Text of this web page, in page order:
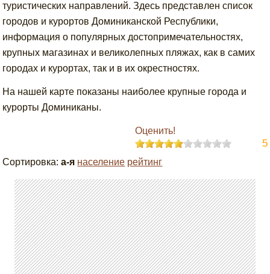
туристических направлений. Здесь представлен список
городов и курортов Доминиканской Республики,
информация о популярных достопримечательностях,
крупных магазинах и великолепных пляжах, как в самих
городах и курортах, так и в их окрестностях.
На нашей карте показаны наиболее крупные города и
курорты Доминиканы.
Оценить!
5
Сортировка:а-я население рейтинг